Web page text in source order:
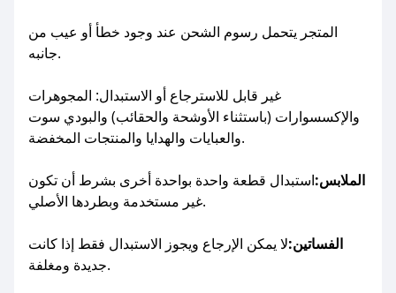
المتجر يتحمل رسوم الشحن عند وجود خطأ أو عيب من
جانبه.
غير قابل للاسترجاع أو الاستبدال: المجوهرات
والإكسسوارات (باستثناء الأوشحة والحقائب) والبودي سوت
والعبايات والهدايا والمنتجات المخفضة.
الملابس:استبدال قطعة واحدة بواحدة أخرى بشرط أن تكون
غير مستخدمة وبطردها الأصلي.
الفساتين:لا يمكن الإرجاع ويجوز الاستبدال فقط إذا كانت
جديدة ومغلفة.